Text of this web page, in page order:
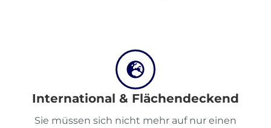
Registrieren
International & Flächendeckend
Sie müssen sich nicht mehr auf nur einen